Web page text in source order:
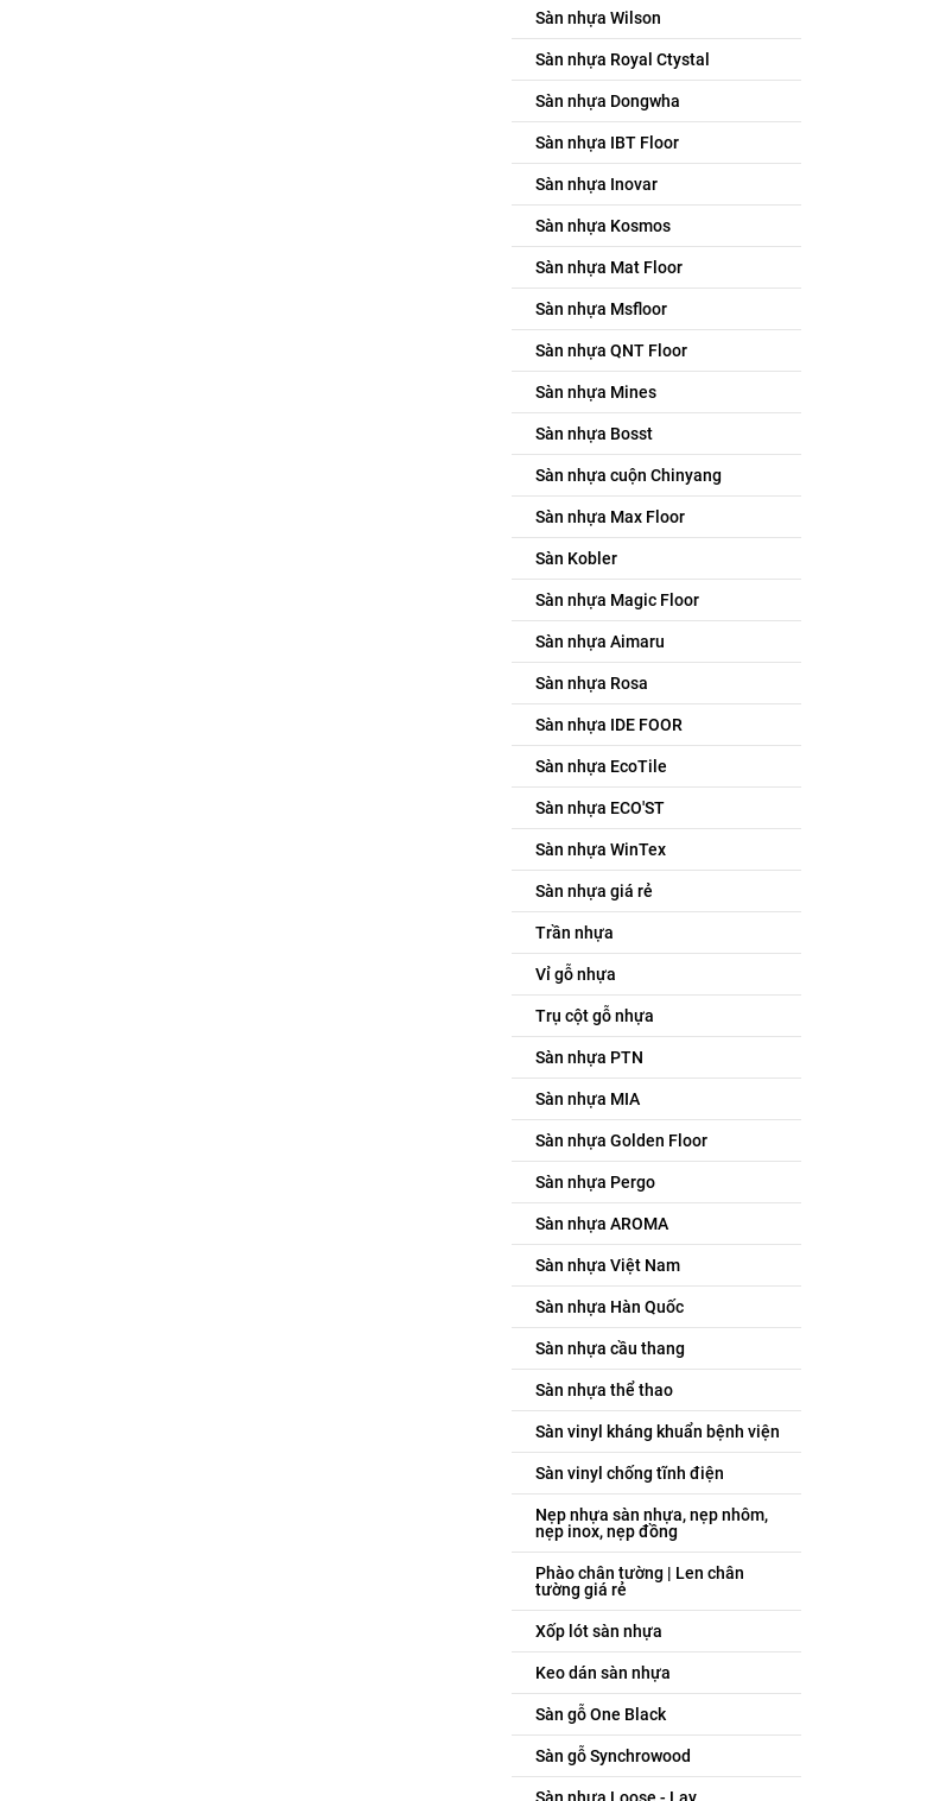
Sàn nhựa Wilson
Sàn nhựa Royal Ctystal
Sàn nhựa Dongwha
Sàn nhựa IBT Floor
Sàn nhựa Inovar
Sàn nhựa Kosmos
Sàn nhựa Mat Floor
Sàn nhựa Msfloor
Sàn nhựa QNT Floor
Sàn nhựa Mines
Sàn nhựa Bosst
Sàn nhựa cuộn Chinyang
Sàn nhựa Max Floor
Sàn Kobler
Sàn nhựa Magic Floor
Sàn nhựa Aimaru
Sàn nhựa Rosa
Sàn nhựa IDE FOOR
Sàn nhựa EcoTile
Sàn nhựa ECO'ST
Sàn nhựa WinTex
Sàn nhựa giá rẻ
Trần nhựa
Vỉ gỗ nhựa
Trụ cột gỗ nhựa
Sàn nhựa PTN
Sàn nhựa MIA
Sàn nhựa Golden Floor
Sàn nhựa Pergo
Sàn nhựa AROMA
Sàn nhựa Việt Nam
Sàn nhựa Hàn Quốc
Sàn nhựa cầu thang
Sàn nhựa thể thao
Sàn vinyl kháng khuẩn bệnh viện
Sàn vinyl chống tĩnh điện
Nẹp nhựa sàn nhựa, nẹp nhôm,
nẹp inox, nẹp đồng
Phào chân tường | Len chân
tường giá rẻ
Xốp lót sàn nhựa
Keo dán sàn nhựa
Sàn gỗ One Black
Sàn gỗ Synchrowood